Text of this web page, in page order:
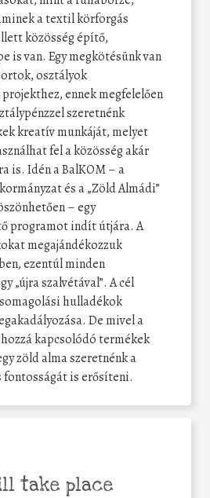
a textil körforgás
közösség építő,
is van. Egy megkötésünk van
osztályok
ennek megfelelően
szeretnénk
kreatív munkáját, melyet
fel a közösség akár
is. Idén a BalKOM – a
és a „Zöld Almádi”
– egy
programot indít útjára. A
megajándékozzuk
ezentúl minden
„újra szalvétával”. A cél
hulladékok
De mivel a
kapcsolódó termékek
zöld alma szeretnénk a
fontosságát is erősíteni.
take place